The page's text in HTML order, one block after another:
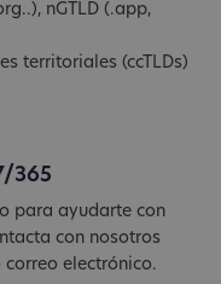
nGTLD (.app,
territoriales (ccTLDs)
365
para ayudarte con
con nosotros
electrónico.